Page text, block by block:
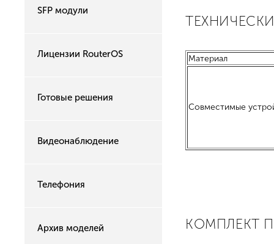
SFP модули
Лицензии RouterOS
Готовые решения
Видеонаблюдение
Телефония
Архив моделей
Материал
Совместимые
КОМПЛЕКТ